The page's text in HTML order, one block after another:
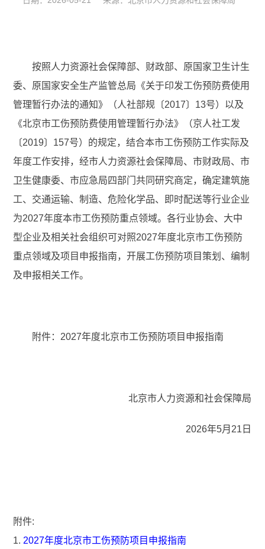
按照人力资源社会保障部、财政部、原国家卫生计生
委、原国家安全生产监管总局《关于印发工伤预防费使用
管理暂行办法的通知》（人社部规〔2017〕13号）以及
《北京市工伤预防费使用管理暂行办法》（京人社工发
〔2019〕157号）的规定，结合本市工伤预防工作实际及
年度工作安排，经市人力资源社会保障局、市财政局、市
卫生健康委、市应急局四部门共同研究商定，确定建筑施
工、交通运输、制造、危险化学品、即时配送等行业企业
为2027年度本市工伤预防重点领域。各行业协会、大中
型企业及相关社会组织可对照2027年度北京市工伤预防
重点领域及项目申报指南，开展工伤预防项目策划、编制
及申报相关工作。
附件：2027年度北京市工伤预防项目申报指南
北京市人力资源和社会保障局
2026年5月21日
附件:
1. 2027年度北京市工伤预防项目申报指南